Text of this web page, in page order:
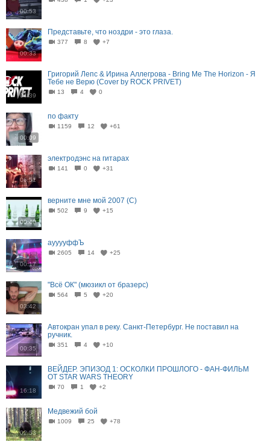
00:53
00:33
Представьте, что ноздри - это глаза.
377 8 +7
04:39
Григорий Лепс & Ирина Аллегрова - Bring Me The Horizon - Я
Тебе не Верю (Cover by ROCK PRIVET)
13 4 0
00:09
по факту
1159 12 +61
06:51
электродэнс на гитарах
141 0 +31
00:40
верните мне мой 2007 (С)
502 9 +15
00:17
аууууффЪ
2605 14 +25
03:42
"Всё ОК" (мюзикл от бразерс)
564 5 +20
00:35
Автокран упал в реку. Санкт-Петербург. Не поставил на
ручник.
351 4 +10
16:18
ВЕЙДЕР. ЭПИЗОД 1: ОСКОЛКИ ПРОШЛОГО - ФАН-ФИЛЬМ
ОТ STAR WARS THEORY
70 1 +2
02:53
Медвежий бой
1009 25 +78